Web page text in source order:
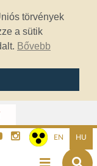
törvények
a sütik
Bővebb
EN HU